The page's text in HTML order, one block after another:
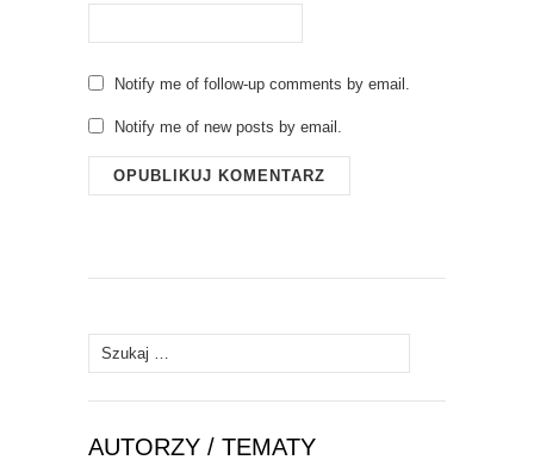
Notify me of follow-up comments by email.
Notify me of new posts by email.
Szukaj:
AUTORZY / TEMATY